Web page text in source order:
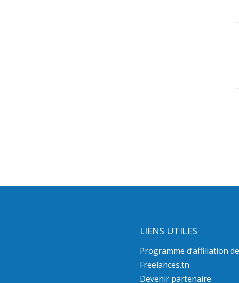
LIENS UTILES
Programme d’affiliation de
Freelances.tn
Devenir partenaire